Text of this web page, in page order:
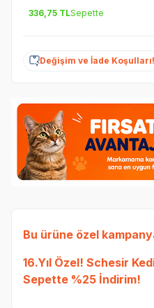
336,75 TLSepette
Değişim ve İade Koşulları!
Bu ürüne özel
16.Yıl Özel! Schesir
Sepette %25 İndirim!